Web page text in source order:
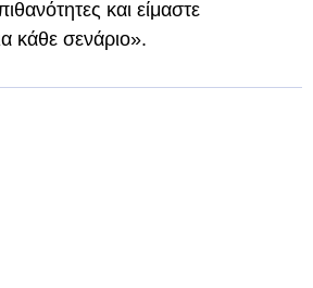
και είμαστε
κάθε σενάριο».